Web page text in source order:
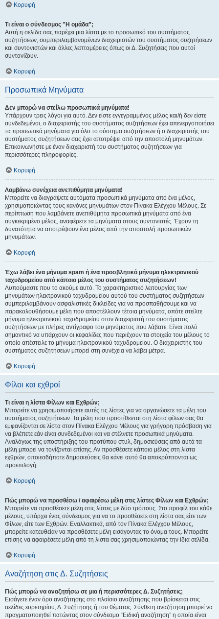
Κορυφή
Τι είναι ο σύνδεσμος "Η ομάδα”;
Αυτή η σελίδα σας παρέχει μια λίστα με το προσωπικό του συστήματος
συζητήσεων, συμπεριλαμβανομένων διαχειριστών του συστήματος συζητήσεων
και συντονιστών και άλλες λεπτομέρειες όπως οι Δ. Συζητήσεις που αυτοί
συντονίζουν.
Κορυφή
Προσωπικά Μηνύματα
Δεν μπορώ να στείλω προσωπικά μηνύματα!
Υπάρχουν τρεις λόγοι για αυτό. Δεν είστε εγγεγραμμένος μέλος και/ή δεν είστε
συνδεδεμένοι, ο διαχειριστής του συστήματος συζητήσεων έχει απενεργοποιήσει
τα προσωπικά μηνύματα για όλο το σύστημα συζητήσεων ή ο διαχειριστής του
συστήματος συζητήσεων σας έχει αποτρέψει από την αποστολή μηνυμάτων.
Επικοινωνήστε με έναν διαχειριστή του συστήματος συζητήσεων για
περισσότερες πληροφορίες.
Κορυφή
Λαμβάνω συνέχεια ανεπιθύμητα μηνύματα!
Μπορείτε να διαγράψετε αυτόματα προσωπικά μηνύματα από ένα μέλος,
χρησιμοποιώντας τους κανόνες μηνυμάτων στον Πίνακα Ελέγχου Μέλους. Σε
περίπτωση που λαμβάνετε ανεπιθύμητα προσωπικά μηνύματα από ένα
συγκεκριμένο μέλος, αναφέρετε τα μηνύματα στους συντονιστές. Έχουν τη
δυνατότητα να αποτρέψουν ένα μέλος από την αποστολή προσωπικών
μηνυμάτων.
Κορυφή
Έχω λάβει ένα μήνυμα spam ή ένα προσβλητικό μήνυμα ηλεκτρονικού
ταχυδρομείου από κάποιο μέλος του συστήματος συζητήσεων!
Λυπούμαστε που το ακούμε αυτό. Το χαρακτηριστικό λειτουργίας των
μηνυμάτων ηλεκτρονικού ταχυδρομείου αυτού του συστήματος συζητήσεων
συμπεριλαμβάνουν ασφαλιστικές δικλείδες για να προσπαθήσουμε και να
παρακολουθήσουμε μέλη που αποστέλλουν τέτοια μηνύματα, οπότε στείλτε
μήνυμα ηλεκτρονικού ταχυδρομείου στον διαχειριστή του συστήματος
συζητήσεων με πλήρες αντίγραφο του μηνύματος που λάβατε. Είναι πολύ
σημαντικό να υπάρχουν οι κεφαλίδες που περιέχουν τα στοιχεία του μέλους το
οποίο απέστειλε το μήνυμα ηλεκτρονικού ταχυδρομείου. Ο διαχειριστής του
συστήματος συζητήσεων μπορεί στη συνέχεια να λάβει μέτρα.
Κορυφή
Φίλοι και εχθροί
Τι είναι η λίστα Φίλων και Εχθρών;
Μπορείτε να χρησιμοποιήσετε αυτές τις λίστες για να οργανώσετε τα μέλη του
συστήματος συζητήσεων. Τα μέλη που προστίθενται στη λίστα φίλων σας θα
εμφανίζονται σε λίστα στον Πίνακα Ελέγχου Μέλους για γρήγορη πρόσβαση για
να βλέπετε εάν είναι συνδεδεμένοι και να στέλνετε προσωπικά μηνύματα.
Αναλόγως της υποστήριξης του προτύπου στυλ, δημοσιεύσεις από αυτά τα
μέλη μπορεί να τονίζονται επίσης. Αν προσθέσετε κάποιο μέλος στη λίστα
εχθρών, οποιεσδήποτε δημοσιεύσεις θα κάνει αυτό θα αποκρύπτονται ως
προεπιλογή.
Κορυφή
Πώς μπορώ να προσθέσω / αφαιρέσω μέλη στις λίστες Φίλων και Εχθρών;
Μπορείτε να προσθέσετε μέλη στις λίστες με δύο τρόπους. Στο προφίλ του κάθε
μέλους, υπάρχει ένας σύνδεσμος για να το προσθέσετε στη λίστα σας είτε των
Φίλων, είτε των Εχθρών. Εναλλακτικά, από τον Πίνακα Ελέγχου Μέλους,
μπορείτε κατευθείαν να προσθέσετε μέλη εισάγοντας το όνομα τους. Μπορείτε
επίσης να αφαιρέσετε μέλη από τη λίστα σας χρησιμοποιώντας την ίδια σελίδα.
Κορυφή
Αναζήτηση στις Δ. Συζητήσεις
Πώς μπορώ να αναζητήσω σε μια ή περισσότερες Δ. Συζητήσεις;
Εισάγετε έναν όρο αναζήτησης στο πλαίσιο αναζήτησης που βρίσκεται στις
σελίδες ευρετηρίου, Δ. Συζήτησης ή του θέματος. Σύνθετη αναζήτηση μπορεί να
πραγματοποιηθεί πατώντας στον σύνδεσμο “Ειδική αναζήτηση” η οποία είναι